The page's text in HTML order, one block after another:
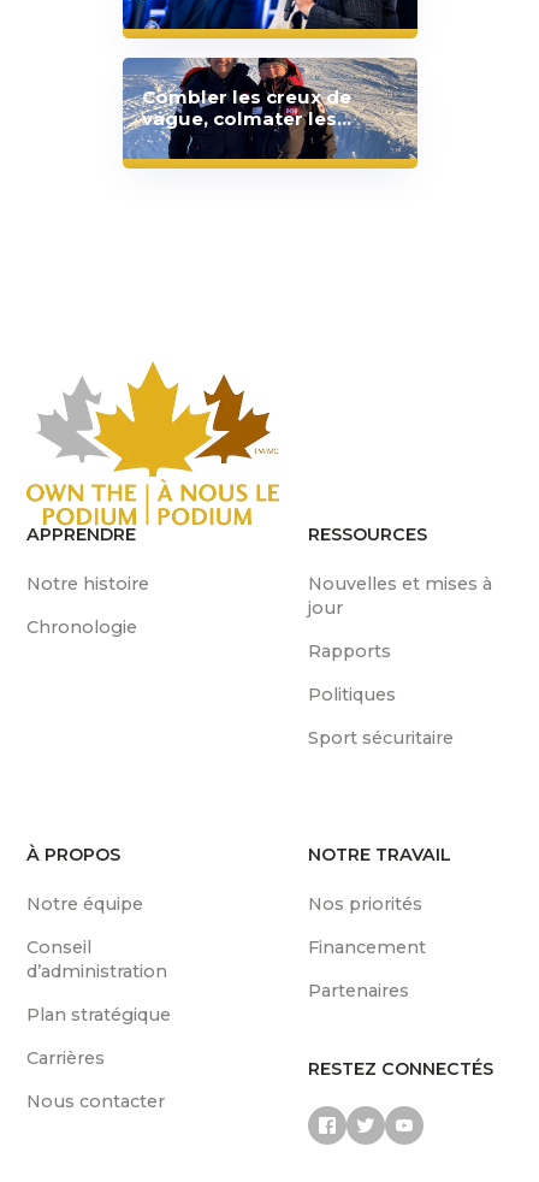
Combler les creux de
vague, colmater les
failles et tracer la voie
canadienne pour les
APPRENDRE
Notre histoire
Chronologie
RESSOURCES
Nouvelles et mises à
jour
Rapports
Politiques
Sport sécuritaire
À PROPOS
Notre équipe
Conseil
d’administration
Plan stratégique
Carrières
Nous contacter
NOTRE TRAVAIL
Nos priorités
Financement
Partenaires
RESTEZ CONNECTÉS